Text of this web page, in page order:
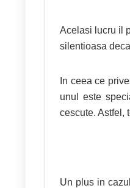
Acelasi lucru il
silentioasa
In ceea ce
unul este
cescute. Astfel,
Un plus in